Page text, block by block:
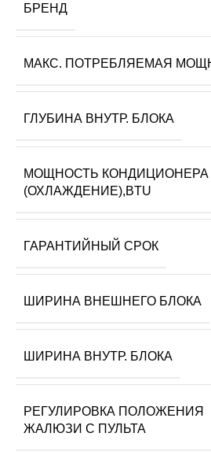
БРЕНД
МАКС. ПОТРЕБЛЯЕМАЯ
ГЛУБИНА ВНУТР. БЛОКА
МОЩНОСТЬ КОНДИЦИОНЕРА
(ОХЛАЖДЕНИЕ),BTU
ГАРАНТИЙНЫЙ СРОК
ШИРИНА ВНЕШНЕГО БЛОКА
ШИРИНА ВНУТР. БЛОКА
РЕГУЛИРОВКА ПОЛОЖЕНИЯ
ЖАЛЮЗИ С ПУЛЬТА